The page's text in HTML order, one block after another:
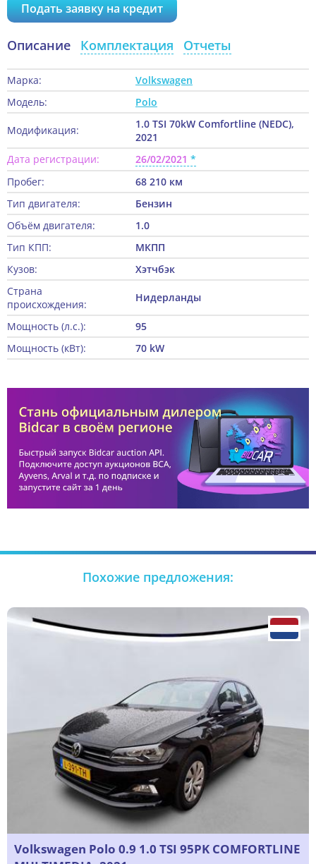
Подать заявку на кредит
Описание Комплектация Отчеты
Марка:
Volkswagen
Модель:
Polo
Модификация:
1.0 TSI 70kW Comfortline (NEDC),
2021
Дата регистрации:
26/02/2021
Пробег:
68 210 км
Тип двигателя:
Бензин
Объём двигателя:
1.0
Тип КПП:
МКПП
Кузов:
Хэтчбэк
Страна
происхождения:
Нидерланды
Мощность (л.с.):
95
Мощность (кВт):
70 kW
Похожие предложения:
Volkswagen Polo 0.9 1.0 TSI 95PK COMFORTLINE